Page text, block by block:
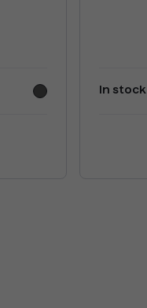
In stock